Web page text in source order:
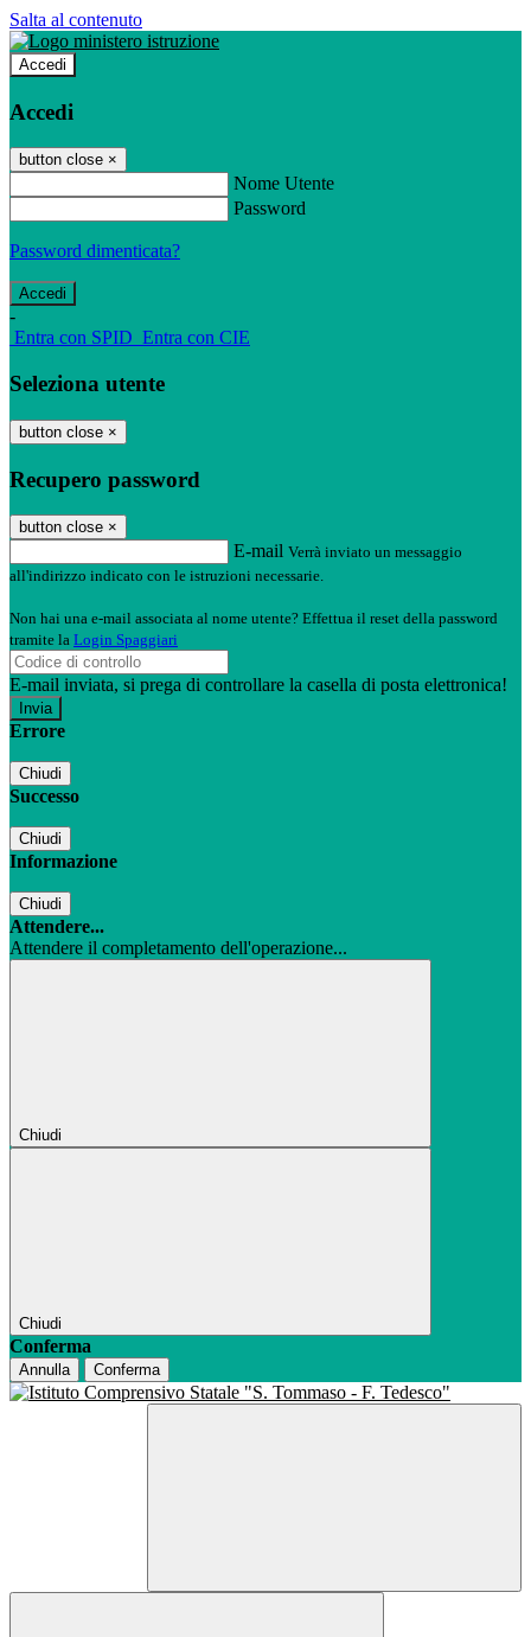
Salta al contenuto
Accedi
Accedi
button close ×
Nome Utente
Password
Password dimenticata?
-
Entra con SPID Entra con CIE
Seleziona utente
button close ×
Recupero password
button close ×
E-mail Verrà inviato un messaggio
all'indirizzo indicato con le istruzioni necessarie.
Non hai una e-mail associata al nome utente? Effettua il reset della password
tramite la Login Spaggiari
E-mail inviata, si prega di controllare la casella di posta elettronica!
Errore
Chiudi
Successo
Chiudi
Informazione
Chiudi
Attendere...
Attendere il completamento dell'operazione...
Chiudi
Chiudi
Conferma
Annulla Conferma